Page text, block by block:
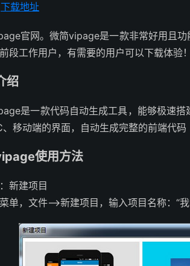
下载地址
官网。微简vipage是一款非常好用且
段工作用户，有需要的用户可以下载体验！
绍
是一款代码自动生成工具，能够极速
、移动端的界面，自动生成完整的前端代
使用方法
新建项目
单，文件—>新建项目，输入项目名称：“